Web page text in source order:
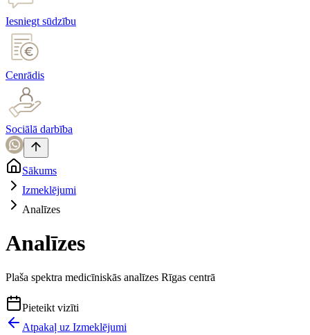
Iesniegt sūdzību
Cenrādis
Sociālā darbība
Sākums
Izmeklējumi
Analīzes
Analīzes
Plaša spektra medicīniskās analīzes Rīgas centrā
Pieteikt vizīti
Atpakaļ uz Izmeklējumi